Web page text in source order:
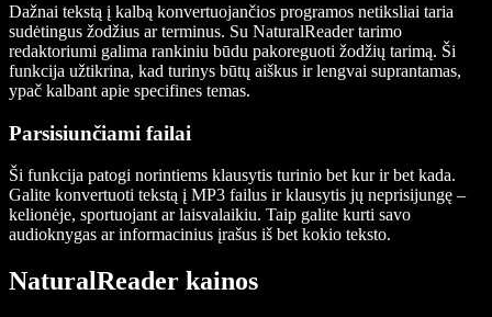
Dažnai tekstą į kalbą konvertuojančios programos netiksliai taria
sudėtingus žodžius ar terminus. Su NaturalReader tarimo
redaktoriumi galima rankiniu būdu pakoreguoti žodžių tarimą. Ši
funkcija užtikrina, kad turinys būtų aiškus ir lengvai suprantamas,
ypač kalbant apie specifines temas.
Parsisiunčiami failai
Ši funkcija patogi norintiems klausytis turinio bet kur ir bet kada.
Galite konvertuoti tekstą į MP3 failus ir klausytis jų neprisijungę –
kelionėje, sportuojant ar laisvalaikiu. Taip galite kurti savo
audioknygas ar informacinius įrašus iš bet kokio teksto.
NaturalReader kainos